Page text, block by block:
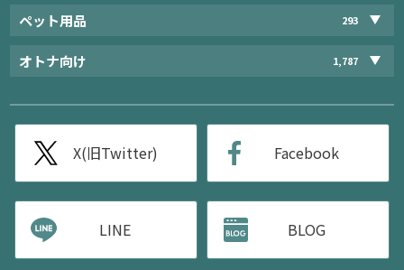
ペット用品 293
オトナ向け 1,787
X(旧Twitter) Facebook
LINE BLOG